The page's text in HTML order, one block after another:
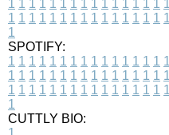
1 1 1 1 1 1 1 1 1 1 1 1 1 1 1 1
1 1 1 1 1 1 1 1 1 1 1 1 1 1 1 1
1
SPOTIFY:
1 1 1 1 1 1 1 1 1 1 1 1 1 1 1 1
1 1 1 1 1 1 1 1 1 1 1 1 1 1 1 1
1 1 1 1 1 1 1 1 1 1 1 1 1 1 1 1
1
CUTTLY BIO: